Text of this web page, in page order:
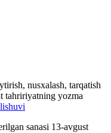
nusxalash, tarqatish
tahririyatning yozma
sanasi 13-avgust